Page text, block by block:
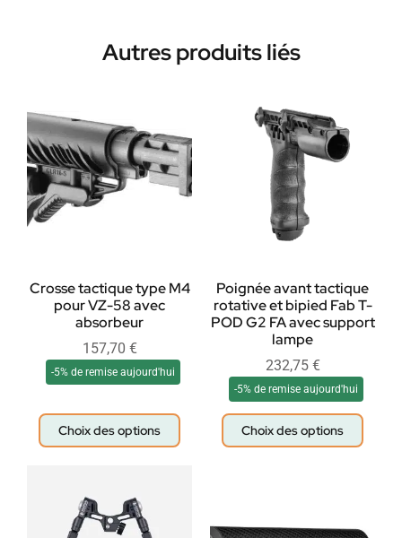
Autres produits liés
Crosse tactique type M4
pour VZ-58 avec
absorbeur
157,70 €
-5% de remise aujourd'hui
Choix des options
Poignée avant tactique
rotative et bipied Fab T-
POD G2 FA avec support
lampe
232,75 €
-5% de remise aujourd'hui
Choix des options